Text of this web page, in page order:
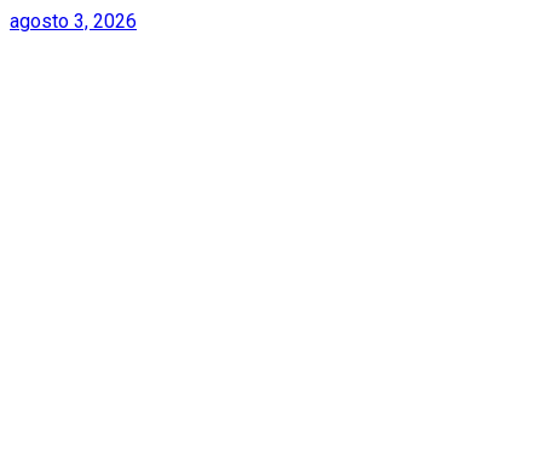
agosto 3, 2026